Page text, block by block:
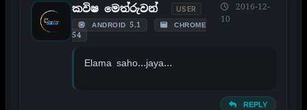
කවිෂ මෙත්රුවන් USER
ANDROID 5.1
CHROME
54
2016-12-
10
Elama saho…jaya…
REPLY